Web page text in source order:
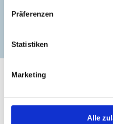
Präferenzen
Statistiken
Marketing
Alle